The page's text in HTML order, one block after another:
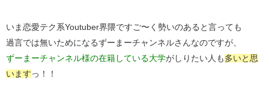
いま恋愛テク系Youtuber界隈ですご〜く勢いのあると言っても
過言では無いためになるずーまーチャンネルさんなのですが、
ずーまーチャンネル様の在籍している大学がしりたい人も 多いと思
います っ！！